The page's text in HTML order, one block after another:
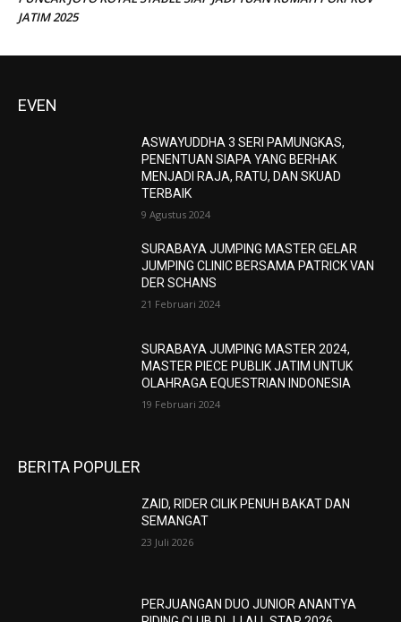
JATIM 2025
EVEN
ASWAYUDDHA 3 SERI PAMUNGKAS,
PENENTUAN SIAPA YANG BERHAK
MENJADI RAJA, RATU, DAN SKUAD
TERBAIK
9 Agustus 2024
SURABAYA JUMPING MASTER GELAR
JUMPING CLINIC BERSAMA PATRICK VAN
DER SCHANS
21 Februari 2024
SURABAYA JUMPING MASTER 2024,
MASTER PIECE PUBLIK JATIM UNTUK
OLAHRAGA EQUESTRIAN INDONESIA
19 Februari 2024
BERITA POPULER
ZAID, RIDER CILIK PENUH BAKAT DAN
SEMANGAT
23 Juli 2026
PERJUANGAN DUO JUNIOR ANANTYA